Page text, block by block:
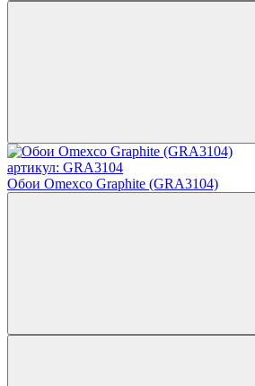
артикул: GRA3104
Обои Omexco Graphite (GRA3104)